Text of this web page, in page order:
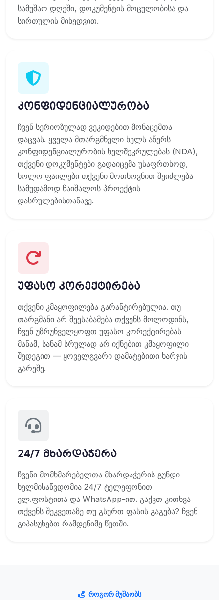
სამუშაო დღეში, დოკუმენტის მოცულობისა და
სირთულის მიხედვით.
კონფიდენციალურობა
ჩვენ სერიოზულად ვეკიდებით მონაცემთა
დაცვას. ყველა მთარგმნელი ხელს აწერს
კონფიდენციალურობის ხელშეკრულებას (NDA),
თქვენი დოკუმენტები გადაიცემა უსაფრთხოდ,
ხოლო ფაილები თქვენი მოთხოვნით შეიძლება
სამუდამოდ წაიშალოს პროექტის
დასრულებისთანავე.
უფასო კორექტირება
თქვენი კმაყოფილება გარანტირებულია. თუ
თარგმანი არ შეესაბამება თქვენს მოლოდინს,
ჩვენ უზრუნველყოფთ უფასო კორექტირებას
მანამ, სანამ სრულად არ იქნებით კმაყოფილი
შედეგით — ყოველგვარი დამატებითი ხარჯის
გარეშე.
24/7 მხარდაჭერა
ჩვენი მომხმარებელთა მხარდაჭერის გუნდი
ხელმისაწვდომია 24/7 ტელეფონით,
ელ.ფოსტითა და WhatsApp-ით. გაქვთ კითხვა
თქვენს შეკვეთაზე თუ გსურთ ფასის გაგება? ჩვენ
გიპასუხებთ რამდენიმე წუთში.
ᲠᲝᲒᲝᲠ ᲛᲣᲨᲐᲝᲑᲡ